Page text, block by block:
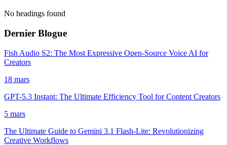
No headings found
Dernier Blogue
Fish Audio S2: The Most Expressive Open-Source Voice AI for
Creators
18 mars
GPT-5.3 Instant: The Ultimate Efficiency Tool for Content Creators
5 mars
The Ultimate Guide to Gemini 3.1 Flash-Lite: Revolutionizing
Creative Workflows